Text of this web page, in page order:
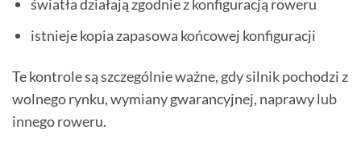
światła działają zgodnie z konfiguracją roweru
istnieje kopia zapasowa końcowej konfiguracji
Te kontrole są szczególnie ważne, gdy silnik pochodzi z
wolnego rynku, wymiany gwarancyjnej, naprawy lub
innego roweru.